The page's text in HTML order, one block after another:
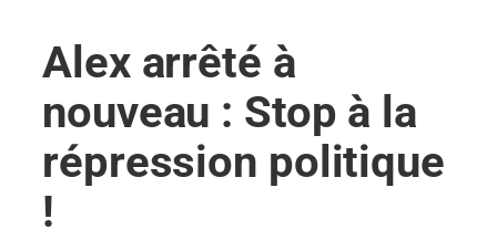
c
e
r
Alex arrêté à
nouveau : Stop à la
répression politique
!